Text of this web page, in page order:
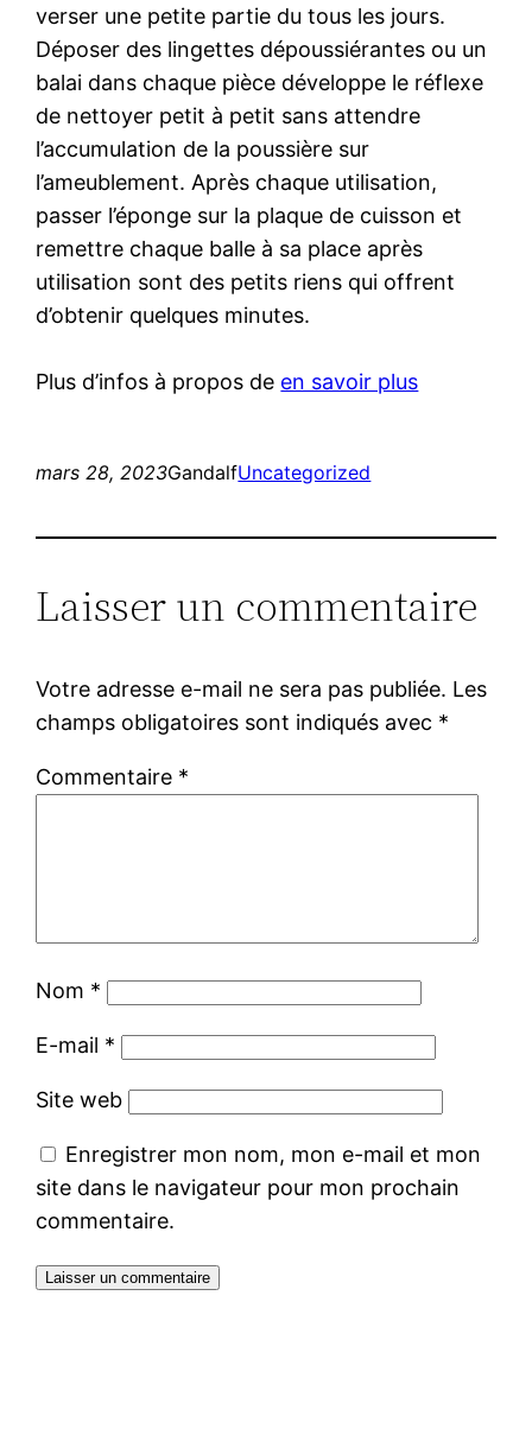
verser une petite partie du tous les jours.
Déposer des lingettes dépoussiérantes ou un
balai dans chaque pièce développe le réflexe
de nettoyer petit à petit sans attendre
l’accumulation de la poussière sur
l’ameublement. Après chaque utilisation,
passer l’éponge sur la plaque de cuisson et
remettre chaque balle à sa place après
utilisation sont des petits riens qui offrent
d’obtenir quelques minutes.
Plus d’infos à propos de en savoir plus
mars 28, 2023GandalfUncategorized
Laisser un commentaire
Votre adresse e-mail ne sera pas publiée. Les
champs obligatoires sont indiqués avec *
Commentaire *
Nom *
E-mail *
Site web
Enregistrer mon nom, mon e-mail et mon
site dans le navigateur pour mon prochain
commentaire.